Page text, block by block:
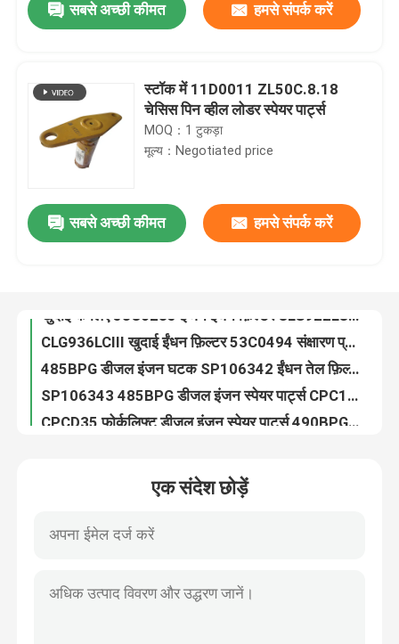
घर
वीडियो
कारखाना भ्रमण
गुणवत्ता नियंत्रण
सबसे अच्छी कीमत हमसे संपर्क करें
स्टॉक में 11D0011 ZL50C.8.18
चेसिस पिन व्हील लोडर स्पेयर पार्ट्स
MOQ：1 टुकड़ा
मूल्य：Negotiated price
सबसे अच्छी कीमत हमसे संपर्क करें
एंटी रस्ट डीजल इंजन स्पेयर पार्ट्स 53C0250 पायलट फ़िल्टर तत्व:
एक संदेश छोड़ें